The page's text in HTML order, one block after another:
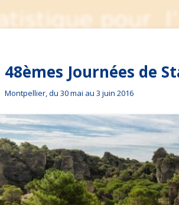
48èmes Journées de
Montpellier, du 30 mai au 3 juin 2016